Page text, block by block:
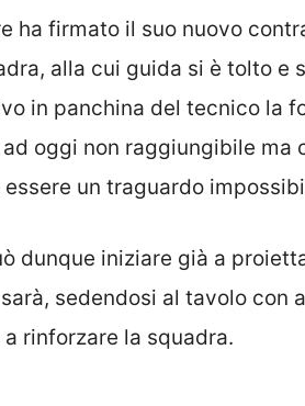
ha firmato il suo nuovo
alla cui guida si è tolto e
in panchina del tecnico la
oggi non raggiungibile ma
un traguardo
dunque iniziare già a
sedendosi al tavolo con
rinforzare la squadra.